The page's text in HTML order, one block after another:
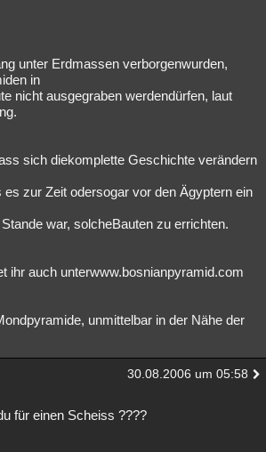
unter Erdmassen verborgenwurden,
in
nicht ausgegraben werdendürfen, laut
sich diekomplette Geschichte verändern
es zur Zeit odersogar vor den Ägyptern ein
war, solcheBauten zu errichten.
ihr auch unterwww.bosnianpyramid.com
unmittelbar in der Nähe der
30.08.2006 um 05:58
für einen Scheiss ????